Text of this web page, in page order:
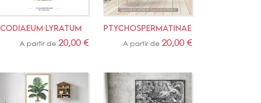
CODIAEUM LYRATUM
A partir de 20,00 €
PTYCHOSPERMATINAE
A partir de20,00€